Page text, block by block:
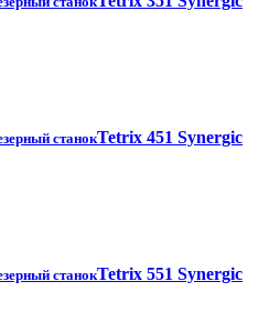
станокTetrix 451 Synergic
станокTetrix 551 Synergic